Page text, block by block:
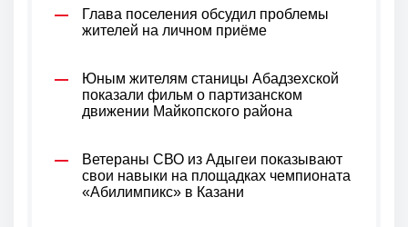
Глава поселения обсудил проблемы
жителей на личном приёме
Юным жителям станицы Абадзехской
показали фильм о партизанском
движении Майкопского района
Ветераны СВО из Адыгеи показывают
свои навыки на площадках чемпионата
«Абилимпикс» в Казани